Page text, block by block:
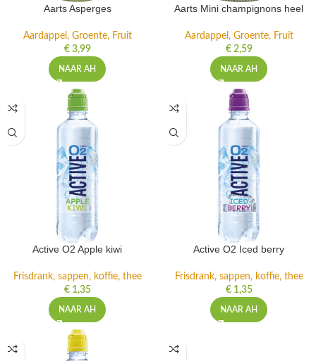
Aarts Asperges
Aardappel, Groente, Fruit
€3,99
NAAR AH
Aarts Mini champignons heel
Aardappel, Groente, Fruit
€2,59
NAAR AH
Active O2 Apple kiwi
Frisdrank, sappen, koffie, thee
€1,35
NAAR AH
Active O2 Iced berry
Frisdrank, sappen, koffie, thee
€1,35
NAAR AH